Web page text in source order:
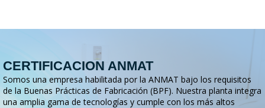
CERTIFICACION ANMAT
Somos una empresa habilitada por la ANMAT bajo los requisitos
de la Buenas Prácticas de Fabricación (BPF). Nuestra planta integra
una amplia gama de tecnologías y cumple con los más altos